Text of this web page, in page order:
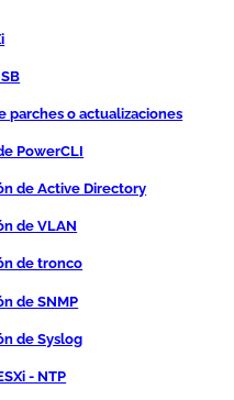
parches o actualizaciones
PowerCLI
de Active Directory
de VLAN
de tronco
de SNMP
de Syslog
- NTP